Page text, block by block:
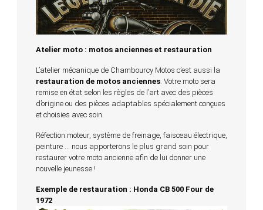
Atelier moto : motos anciennes et restauration
L’atelier mécanique de Chambourcy Motos c’est aussi la
restauration de motos anciennes. Votre moto sera
remise en état selon les règles de l’art avec des pièces
d’origine ou des pièces adaptables spécialement conçues
et choisies avec soin.
Réfection moteur, système de freinage, faisceau électrique,
peinture … nous apporterons le plus grand soin pour
restaurer votre moto ancienne afin de lui donner une
nouvelle jeunesse !
Exemple de restauration : Honda CB 500 Four de
1972